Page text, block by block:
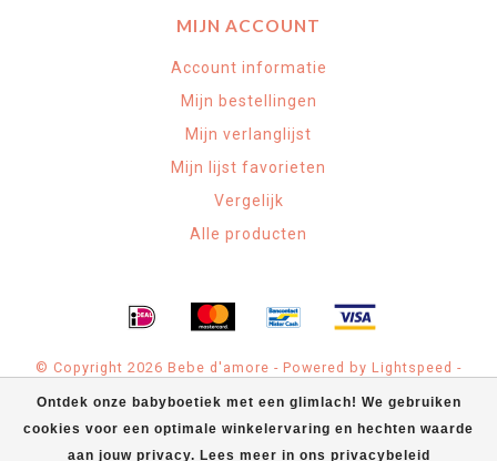
Ontdek onze babyboetiek met een glimlach! We gebruiken
cookies voor een optimale winkelervaring en hechten waarde
aan jouw privacy. Lees meer in ons privacybeleid
MIJN ACCOUNT
Account informatie
Mijn bestellingen
Mijn verlanglijst
Mijn lijst favorieten
Vergelijk
Alle producten
© Copyright 2026 Bebe d'amore - Powered by Lightspeed -
Bebe d'amore Babyspeciaalzaak scores a 4.9 /5out of71
klantbeoordelingen at